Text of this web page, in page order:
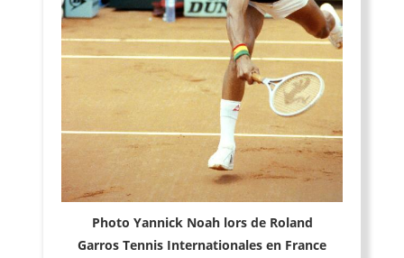
Photo Yannick Noah lors de Roland
Garros Tennis Internationales en France